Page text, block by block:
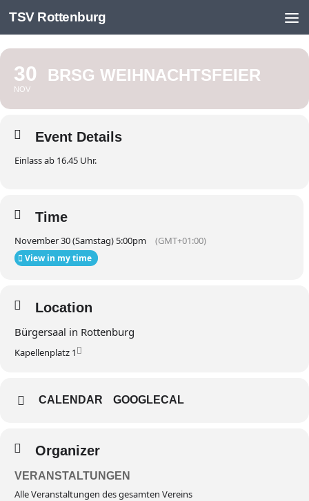
Skip to content
TSV Rottenburg
30
NOV
BRSG WEIHNACHTSFEIER
Event Details
Einlass ab 16.45 Uhr.
Time
November 30 (Samstag) 5:00pm (GMT+01:00)
View in my time
Location
Bürgersaal in Rottenburg
Kapellenplatz 1
CALENDAR GOOGLECAL
Organizer
VERANSTALTUNGEN
Alle Veranstaltungen des gesamten Vereins